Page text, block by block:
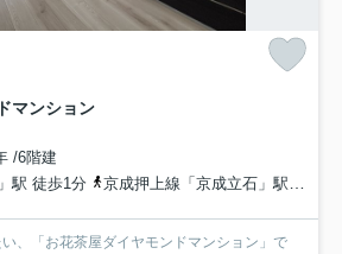
マンション
/6階建
駅 徒歩1分
京成押上線「京成立石」駅 徒歩22分
、「お花茶屋ダイヤモンドマンション」で